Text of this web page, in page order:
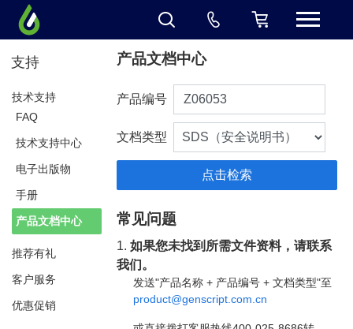
支持
技术支持
FAQ
技术支持中心
电子出版物
手册
产品文档中心
推荐有礼
客户服务
优惠促销
产品文档中心
产品编号
文档类型
常见问题
1.如果您未找到所需文件资料，请联系
我们。
发送"产品名称 + 产品编号 + 文档类型"至
product@genscript.com.cn